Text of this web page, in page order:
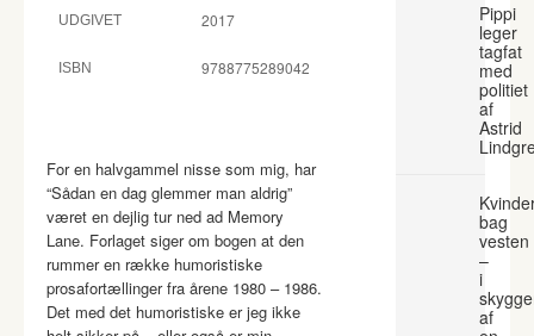
UDGIVET 2017
ISBN 9788775289042
For en halvgammel nisse som mig, har
“Sådan en dag glemmer man aldrig”
været en dejlig tur ned ad Memory
Lane. Forlaget siger om bogen at den
rummer en række humoristiske
prosafortællinger fra årene 1980 – 1986.
Det med det humoristiske er jeg ikke
Pippi
leger
tagfat
med
politiet
af
Astrid
bag
vesten
–
i
af